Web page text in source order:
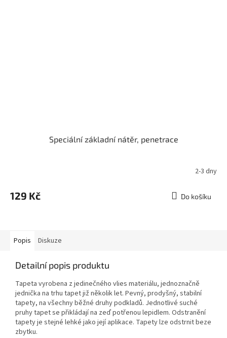
Speciální základní nátěr, penetrace
2-3 dny
129 Kč Do košíku
Popis Diskuze
Detailní popis produktu
Tapeta vyrobena z jedinečného vlies materiálu, jednoznačně
jednička na trhu tapet již několik let. Pevný, prodyšný, stabilní
tapety, na všechny běžné druhy podkladů. Jednotlivé suché
pruhy tapet se přikládají na zeď potřenou lepidlem. Odstranění
tapety je stejné lehké jako její aplikace. Tapety lze odstrnit beze
zbytku.